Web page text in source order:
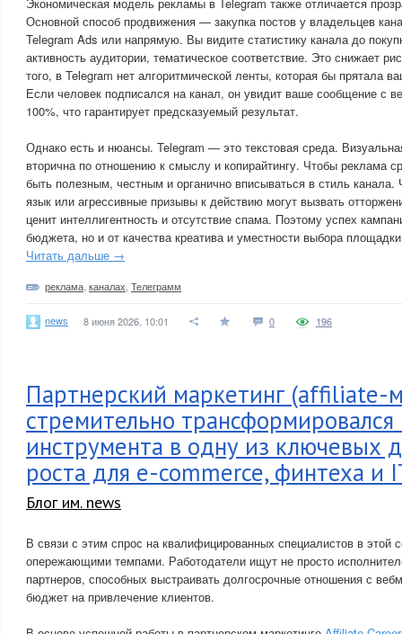
Основной способ продвижения — закупка постов у владельцев
Telegram Ads или напрямую. Вы видите статистику канала до
активность аудитории, тематическое соответствие. Это снижает
того, в Telegram нет алгоритмической ленты, которая бы прятала
Если человек подписался на канал, он увидит ваше сообщение с
100%, что гарантирует предсказуемый результат.
Однако есть и нюансы. Telegram — это текстовая среда.
вторична по отношению к смыслу и копирайтингу. Чтобы реклама
быть полезным, честным и органично вписываться в стиль канала.
язык или агрессивные призывы к действию могут вызвать
ценит интеллигентность и отсутствие спама. Поэтому успех
бюджета, но и от качества креатива и уместности выбора
Читать дальше →
реклама каналах Телеграмм
news 8 июня 2026, 10:01 0 196
Партнерский маркетинг (affiliate-
стремительно
инструмента в одну из ключевых
роста для e-commerce, финтеха и
Блог им. news
В связи с этим спрос на квалифицированных специалистов в этой
опережающими темпами. Работодатели ищут не просто
партнеров, способных выстраивать долгосрочные отношения с
бюджет на привлечение клиентов.